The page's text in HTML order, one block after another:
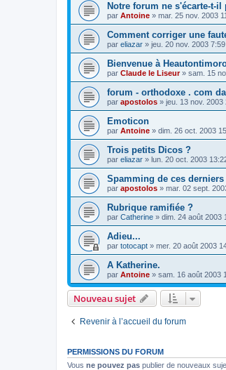
Notre forum ne s'écarte-t-
par Antoine » mar. 25 nov. 2003
Comment corriger une
par eliazar » jeu. 20 nov. 2003 7:59
Bienvenue à
par Claude le Liseur» sam. 15
forum - orthodoxe . com
par apostolos » jeu. 13 nov. 2003
Emoticon
par Antoine » dim. 26 oct. 2003
Trois petits Dicos ?
par eliazar » lun. 20 oct. 2003
Spamming de ces
par apostolos » mar. 02 sept.
Rubrique ramifiée ?
par Catherine » dim. 24 août 2003
Adieu...
par totocapt » mer. 20 août 2003
A Katherine.
par Antoine » sam. 16 août 2003
Nouveau sujet
Revenir à l’accueil du forum
PERMISSIONS DU FORUM
Vous ne pouvez pas publier de nouveaux